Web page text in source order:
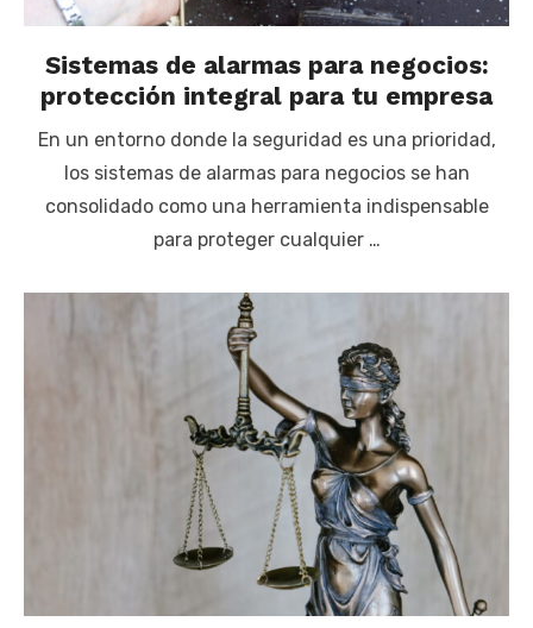
Sistemas de alarmas para negocios:
protección integral para tu empresa
En un entorno donde la seguridad es una prioridad,
los sistemas de alarmas para negocios se han
consolidado como una herramienta indispensable
para proteger cualquier …